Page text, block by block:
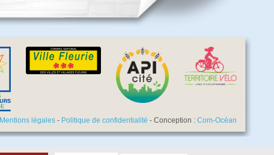
Mentions légales - Politique de confidentialité - Conception : Com-Océan